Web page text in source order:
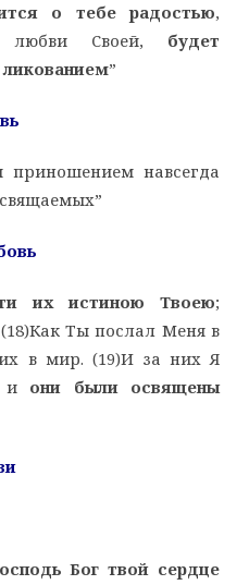
о тебе радостью,
любви Своей, будет
ликованием”
навсегда
их истиною Твоею;
Ты послал Меня в
в мир. (19)И за них Я
и они были освящены
Бог твой сердце